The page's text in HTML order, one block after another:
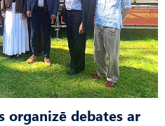
organizē debates ar